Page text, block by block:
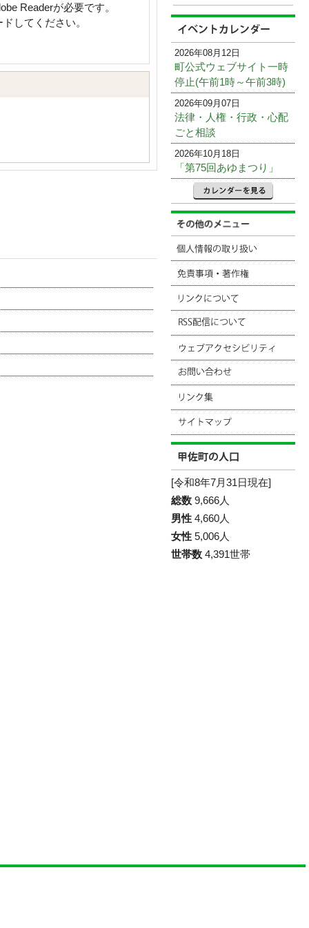
Readerが必要です。
してください。
2026年08月12日
町公式ウェブサイト一時
停止(午前1時～午前3時)
2026年09月07日
法律・人権・行政・心配
ごと相談
2026年10月18日
「第75回あゆまつり」
[令和8年7月31日現在]
総数 9,666人
男性 4,660人
女性 5,006人
世帯数 4,391世帯